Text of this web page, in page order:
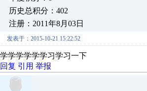
历史总积分：402
注册：2011年8月03日
发表于：2015-10-21 15:22:52
学学学学学学习学习一下
回复 引用 举报